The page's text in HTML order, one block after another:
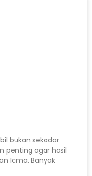
bukan sekadar
penting agar hasil
lama. Banyak